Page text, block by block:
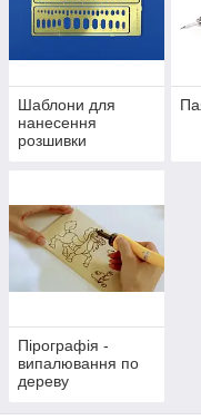
Шаблони для
нанесення
розшивки
Пірографія -
випалювання по
дереву